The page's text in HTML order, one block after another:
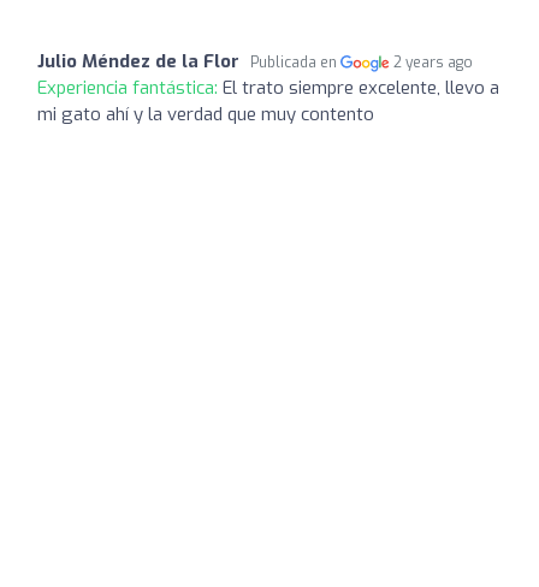
Julio Méndez de la Flor Publicada en 2 years ago
Experiencia fantástica: El trato siempre excelente, llevo a
mi gato ahí y la verdad que muy contento